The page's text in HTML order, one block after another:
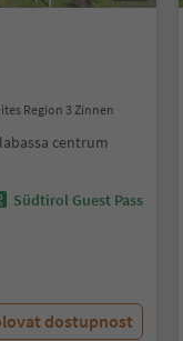
Region 3 Zinnen
centrum
Südtirol Guest Pass
dostupnost